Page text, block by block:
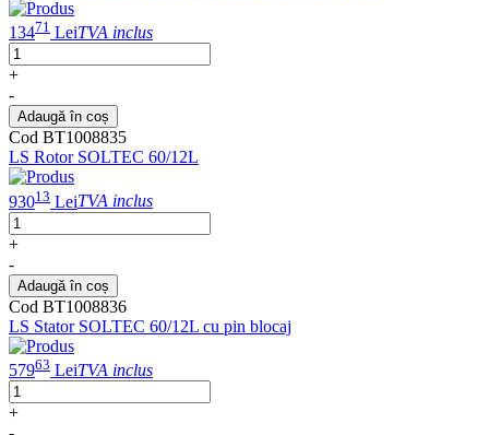
13471 LeiTVA inclus
+
-
Adaugă în coș
Cod BT1008835
LS Rotor SOLTEC 60/12L
93013 LeiTVA inclus
+
-
Adaugă în coș
Cod BT1008836
LS Stator SOLTEC 60/12L cu pin blocaj
57963 LeiTVA inclus
+